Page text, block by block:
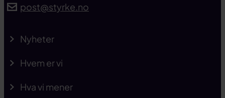
post@styrke.no
Nyheter
Hvem er vi
Hva vi mener